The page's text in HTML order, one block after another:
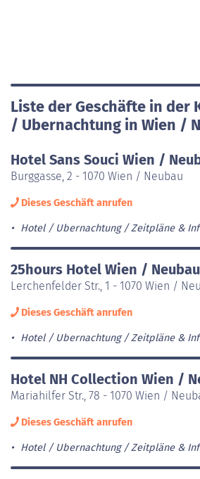
Liste der Geschäfte in der
/ Ubernachtung in Wien /
Hotel Sans Souci Wien /
Burggasse, 2 - 1070 Wien / Neubau
Dieses Geschäft anrufen
Hotel / Ubernachtung Zeitpläne &
25hours Hotel Wien / Neubau
Lerchenfelder Str., 1 - 1070 Wien /
Dieses Geschäft anrufen
Hotel / Ubernachtung Zeitpläne &
Hotel NH Collection Wien /
Mariahilfer Str., 78 - 1070 Wien /
Dieses Geschäft anrufen
Hotel / Ubernachtung Zeitpläne &